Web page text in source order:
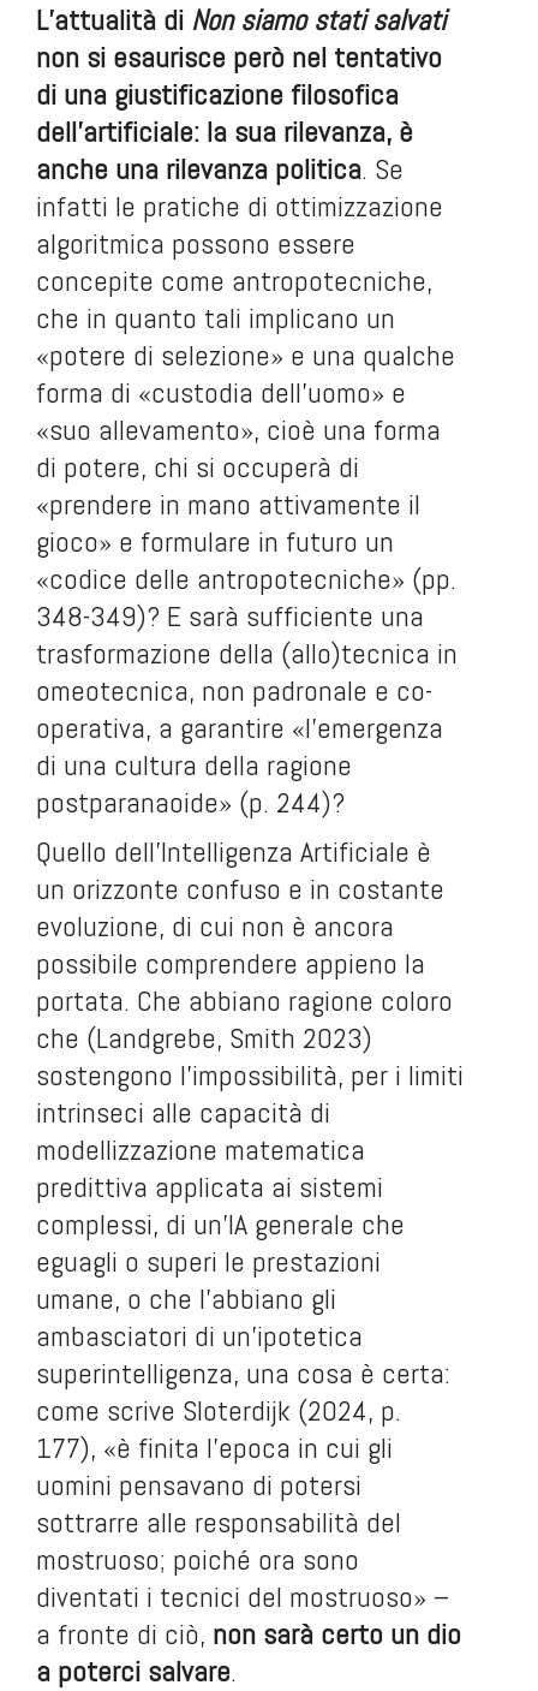
L’attualità di Non siamo stati salvati
non si esaurisce però nel tentativo
di una giustificazione filosofica
dell’artificiale: la sua rilevanza, è
anche una rilevanza politica. Se
infatti le pratiche di ottimizzazione
algoritmica possono essere
concepite come antropotecniche,
che in quanto tali implicano un
«potere di selezione» e una qualche
forma di «custodia dell’uomo» e
«suo allevamento», cioè una forma
di potere, chi si occuperà di
«prendere in mano attivamente il
gioco» e formulare in futuro un
«codice delle antropotecniche» (pp.
348-349)? E sarà sufficiente una
trasformazione della (allo)tecnica in
omeotecnica, non padronale e co-
operativa, a garantire «l’emergenza
di una cultura della ragione
postparanaoide» (p. 244)?
Quello dell’Intelligenza Artificiale è
un orizzonte confuso e in costante
evoluzione, di cui non è ancora
possibile comprendere appieno la
portata. Che abbiano ragione coloro
che (Landgrebe, Smith 2023)
sostengono l’impossibilità, per i limiti
intrinseci alle capacità di
modellizzazione matematica
predittiva applicata ai sistemi
complessi, di un’IA generale che
eguagli o superi le prestazioni
umane, o che l’abbiano gli
ambasciatori di un’ipotetica
superintelligenza, una cosa è certa:
come scrive Sloterdijk (2024, p.
177), «è finita l’epoca in cui gli
uomini pensavano di potersi
sottrarre alle responsabilità del
mostruoso; poiché ora sono
diventati i tecnici del mostruoso» –
a fronte di ciò, non sarà certo un dio
a poterci salvare.